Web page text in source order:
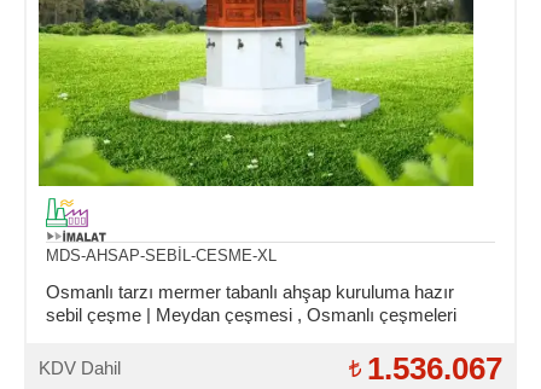
MDS-AHSAP-SEBİL-CESME-XL
Osmanlı tarzı mermer tabanlı ahşap kuruluma hazır
sebil çeşme | Meydan çeşmesi , Osmanlı çeşmeleri
KDV Dahil
1.536.067